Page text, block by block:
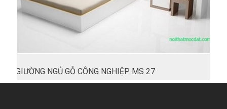
GIƯỜNG NGỦ GỖ CÔNG NGHIỆP MS 27